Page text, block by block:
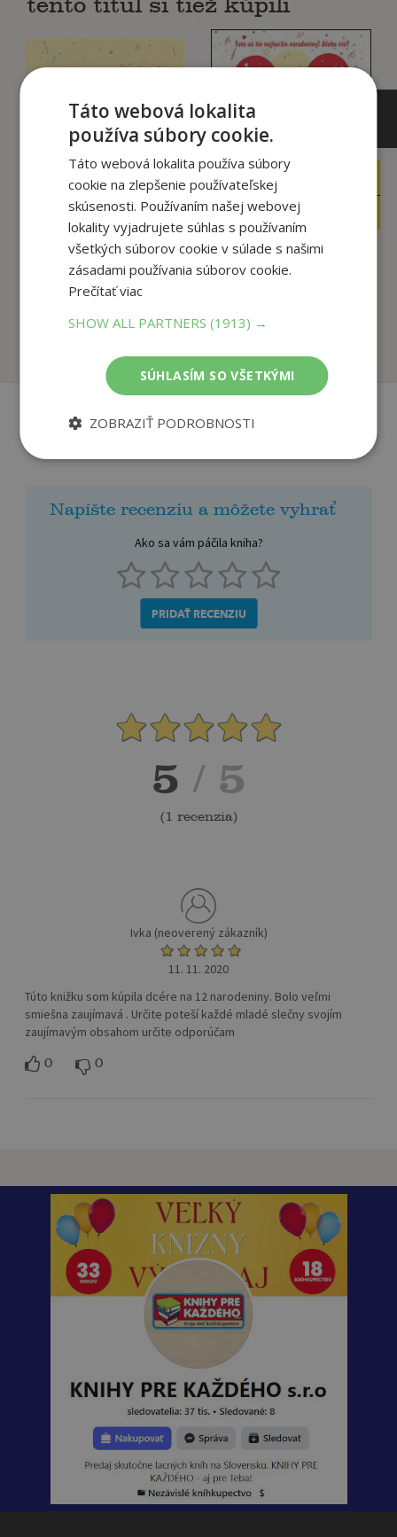
9 €
9,45€
Už žiadne narodeniny
Wendy Mass
Napíšte recenziu a môžete vyhrať
Ako sa vám páčila kniha?
PRIDAŤ RECENZIU
5 / 5
(1 recenzia)
Ivka (neoverený zákazník)
11. 11. 2020
Túto knižku som kúpila dcére na 12 narodeniny. Bolo veľmi
smiešna zaujímavá . Určite poteší každé mladé slečny svojím
zaujímavým obsahom určite odporúčam
0 0
Táto webová lokalita
používa súbory cookie.
Táto webová lokalita používa súbory
cookie na zlepšenie používateľskej
skúsenosti. Používaním našej webovej
lokality vyjadrujete súhlas s používaním
všetkých súborov cookie v súlade s našimi
zásadami používania súborov cookie.
Prečítať viac
SHOW ALL PARTNERS(1913) →
SÚHLASÍM SO VŠETKÝMI
ZOBRAZIŤ PODROBNOSTI